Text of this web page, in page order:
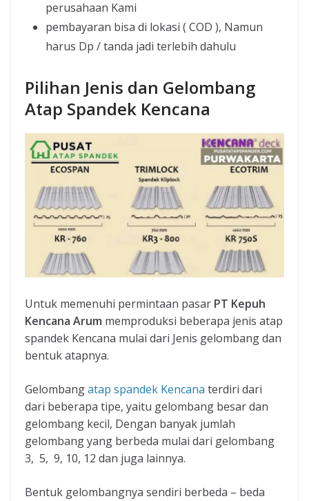
perusahaan Kami
pembayaran bisa di lokasi ( COD ), Namun
harus Dp / tanda jadi terlebih dahulu
Pilihan Jenis dan Gelombang
Atap Spandek Kencana
Untuk memenuhi permintaan pasar PT Kepuh
Kencana Arum memproduksi beberapa jenis atap
spandek Kencana mulai dari Jenis gelombang dan
bentuk atapnya.
Gelombangatap spandek Kencana terdiri dari
dari beberapa tipe, yaitu gelombang besar dan
gelombang kecil, Dengan banyak jumlah
gelombang yang berbeda mulai dari gelombang
3, 5, 9, 10, 12 dan juga lainnya.
Bentuk gelombangnya sendiri berbeda – beda